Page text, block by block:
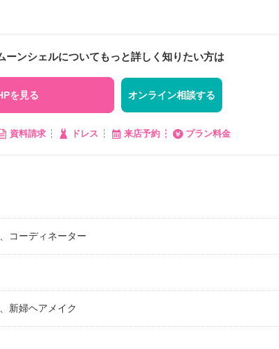
ーンシェルについてもっと詳しく知りたい方は
を見る オンライン相談する
資料請求 ドレス 来店予約 プラン料金
コーディネーター
新婦ヘアメイク